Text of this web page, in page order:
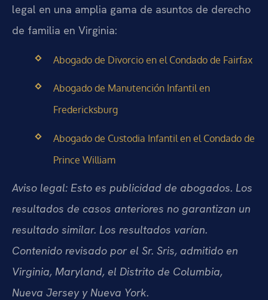
legal en una amplia gama de asuntos de derecho
de familia en Virginia:
Abogado de Divorcio en el Condado de Fairfax
Abogado de Manutención Infantil en
Fredericksburg
Abogado de Custodia Infantil en el Condado de
Prince William
Aviso legal: Esto es publicidad de abogados. Los
resultados de casos anteriores no garantizan un
resultado similar. Los resultados varían.
Contenido revisado por el Sr. Sris, admitido en
Virginia, Maryland, el Distrito de Columbia,
Nueva Jersey y Nueva York.